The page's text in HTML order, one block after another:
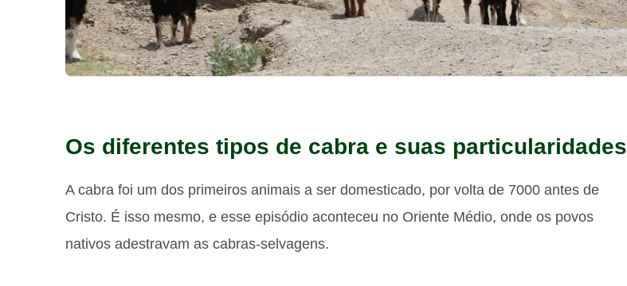
Os diferentes tipos de cabra e suas particularidades
A cabra foi um dos primeiros animais a ser domesticado, por volta de 7000 antes de
Cristo. É isso mesmo, e esse episódio aconteceu no Oriente Médio, onde os povos
nativos adestravam as cabras-selvagens.